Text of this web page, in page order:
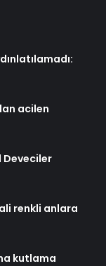
acilen
Deveciler
renkli anlara
kutlama